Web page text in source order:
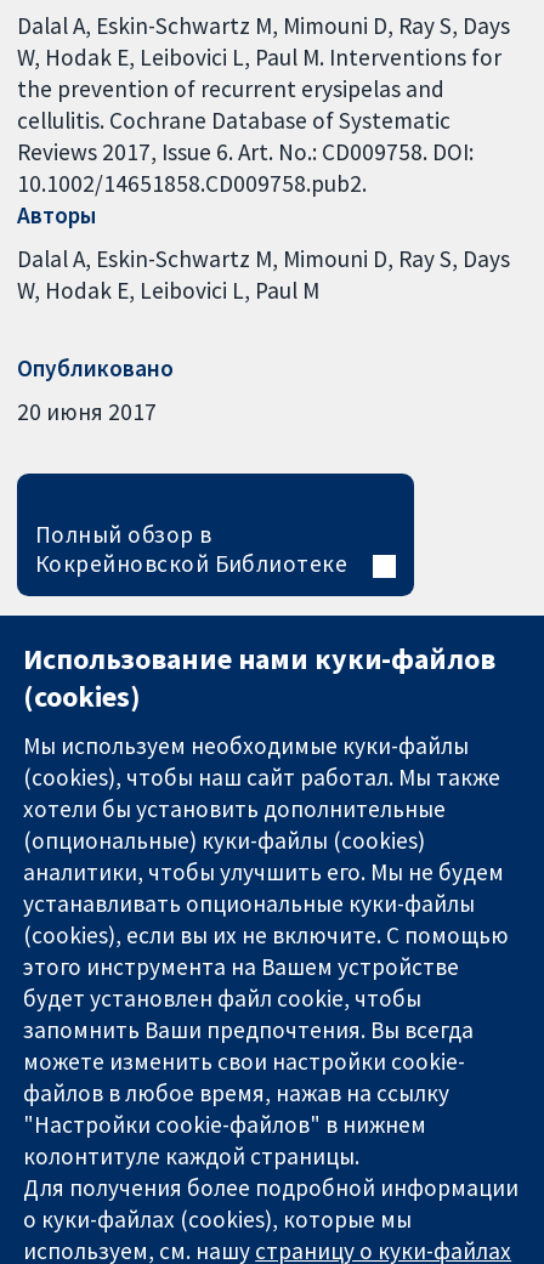
Dalal A, Eskin-Schwartz M, Mimouni D, Ray S, Days
W, Hodak E, Leibovici L, Paul M. Interventions for
the prevention of recurrent erysipelas and
cellulitis. Cochrane Database of Systematic
Reviews 2017, Issue 6. Art. No.: CD009758. DOI:
10.1002/14651858.CD009758.pub2.
Авторы
Dalal A Eskin-Schwartz M Mimouni D Ray S Days
W Hodak E Leibovici L Paul M
Опубликовано
20 июня 2017
Полный обзор в
Кокрейновской Библиотеке
Надёжные
доказательства
Информированные
решения
Во благо
здоровья
11-13 Cavendish
Square
London
W1G 0AN
United Kingdom
Связаться с
нами
Новости
Пресс-
служба
О нас
Работа
Cochrane
Library
The Cochrane Collaboration is a charity (no. 1045921) and a
company limited by guarantee (no. 03044323) registered in
England & Wales. VAT registration number GB 718 2127 49.
Использование нами куки-файлов
(cookies)
Мы используем необходимые куки-файлы
(cookies), чтобы наш сайт работал. Мы также
хотели бы установить дополнительные
(опциональные) куки-файлы (cookies)
аналитики, чтобы улучшить его. Мы не будем
устанавливать опциональные куки-файлы
(cookies), если вы их не включите. С помощью
этого инструмента на Вашем устройстве
будет установлен файл cookie, чтобы
запомнить Ваши предпочтения. Вы всегда
можете изменить свои настройки cookie-
файлов в любое время, нажав на ссылку
"Настройки cookie-файлов" в нижнем
колонтитуле каждой страницы.
Для получения более подробной информации
о куки-файлах (cookies), которые мы
используем, см. нашу страницу о куки-файлах